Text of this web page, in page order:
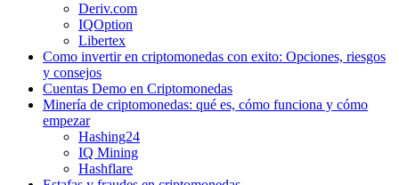
Deriv.com
IQOption
Libertex
Como invertir en criptomonedas con exito: Opciones, riesgos
y consejos
Cuentas Demo en Criptomonedas
Minería de criptomonedas: qué es, cómo funciona y cómo
empezar
Hashing24
IQ Mining
Hashflare